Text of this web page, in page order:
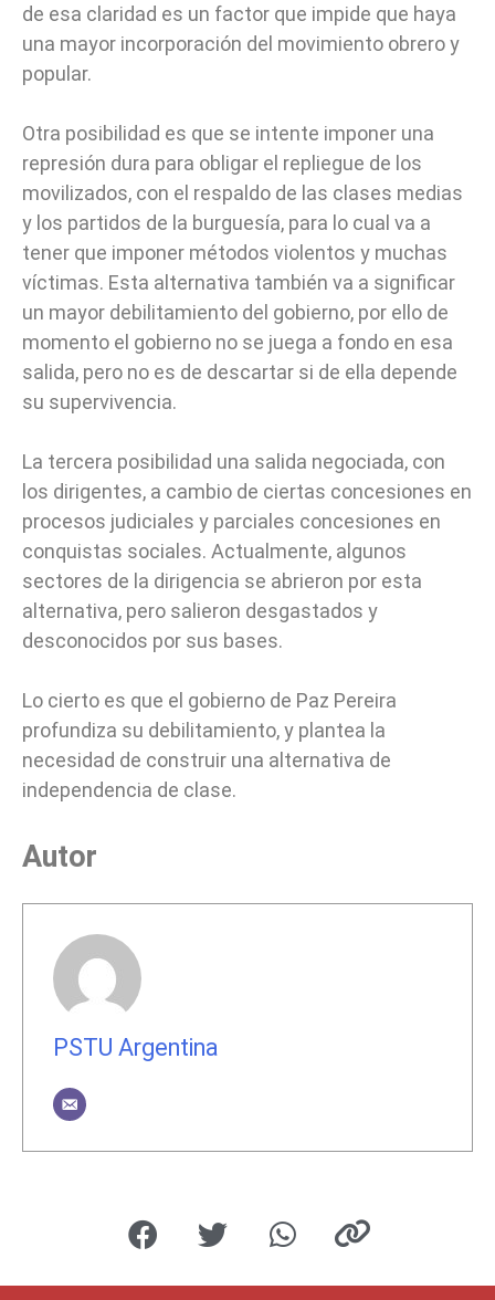
de esa claridad es un factor que impide que haya
una mayor incorporación del movimiento obrero y
popular.
Otra posibilidad es que se intente imponer una
represión dura para obligar el repliegue de los
movilizados, con el respaldo de las clases medias
y los partidos de la burguesía, para lo cual va a
tener que imponer métodos violentos y muchas
víctimas. Esta alternativa también va a significar
un mayor debilitamiento del gobierno, por ello de
momento el gobierno no se juega a fondo en esa
salida, pero no es de descartar si de ella depende
su supervivencia.
La tercera posibilidad una salida negociada, con
los dirigentes, a cambio de ciertas concesiones en
procesos judiciales y parciales concesiones en
conquistas sociales. Actualmente, algunos
sectores de la dirigencia se abrieron por esta
alternativa, pero salieron desgastados y
desconocidos por sus bases.
Lo cierto es que el gobierno de Paz Pereira
profundiza su debilitamiento, y plantea la
necesidad de construir una alternativa de
independencia de clase.
Autor
PSTU Argentina